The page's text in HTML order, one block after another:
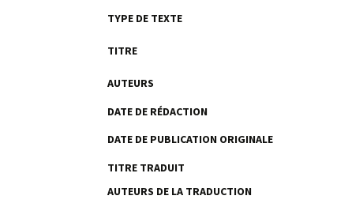
TYPE DE TEXTE
TITRE
AUTEURS
DATE DE RÉDACTION
DATE DE PUBLICATION ORIGINALE
TITRE TRADUIT
AUTEURS DE LA TRADUCTION